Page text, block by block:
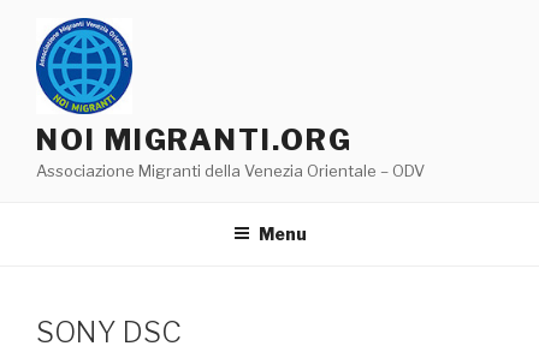
contenuto
NOI MIGRANTI.ORG
Associazione Migranti della Venezia Orientale – ODV
Menu
SONY DSC